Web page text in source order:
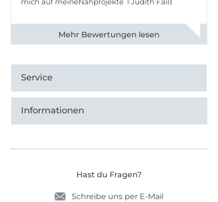
Alle 82990 Bewertungen ansehen
Service
Informationen
Hast du Fragen?
Schreibe uns per E-Mail